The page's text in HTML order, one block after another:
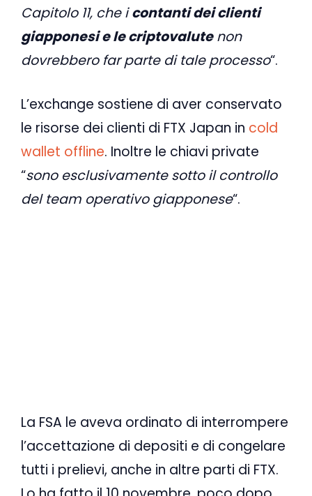
Capitolo 11, che icontanti dei clienti
giapponesi e le criptovalutenon
dovrebbero far parte di tale processo“.
L’exchange sostiene di aver conservato
le risorse dei clienti di FTX Japan in cold
wallet offline. Inoltre le chiavi private
“sono esclusivamente sotto il controllo
del team operativo giapponese“.
La FSA le aveva ordinato di interrompere
l’accettazione di depositi e di congelare
tutti i prelievi, anche in altre parti di FTX.